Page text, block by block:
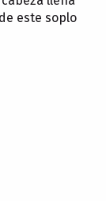
este soplo